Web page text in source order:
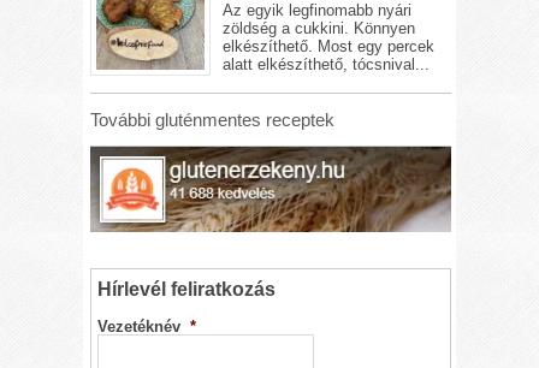
Az egyik legfinomabb nyári
zöldség a cukkini. Könnyen
elkészíthető. Most egy percek
alatt elkészíthető, tócsnival...
További gluténmentes receptek
Hírlevél feliratkozás
Vezetéknév *